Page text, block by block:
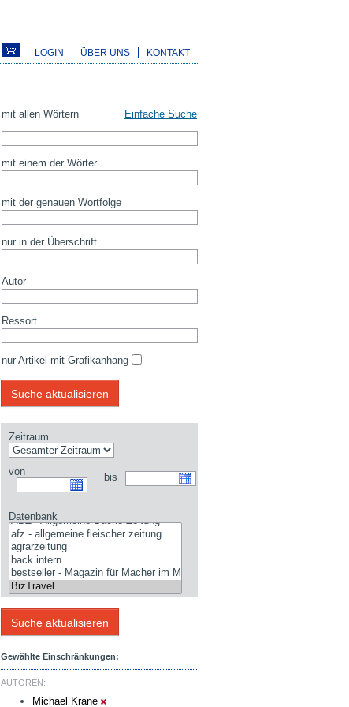
LOGIN ÜBER UNS KONTAKT
mit allen Wörtern Einfache Suche
mit einem der Wörter
mit der genauen Wortfolge
nur in der Überschrift
Autor
Ressort
nur Artikel mit Grafikanhang
Zeitraum
von bis
Datenbank
Gewählte Einschränkungen:
AUTOREN:
Michael Krane